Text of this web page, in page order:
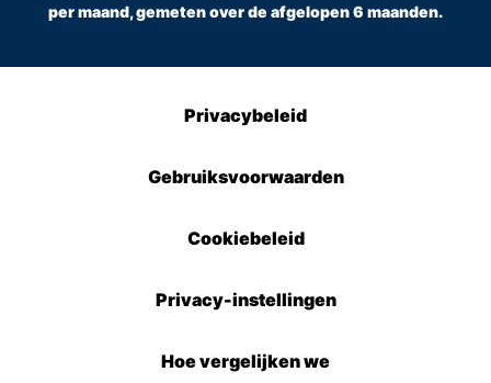
per maand, gemeten over de afgelopen 6 maanden.
Privacybeleid
Gebruiksvoorwaarden
Cookiebeleid
Privacy-instellingen
Hoe vergelijken we